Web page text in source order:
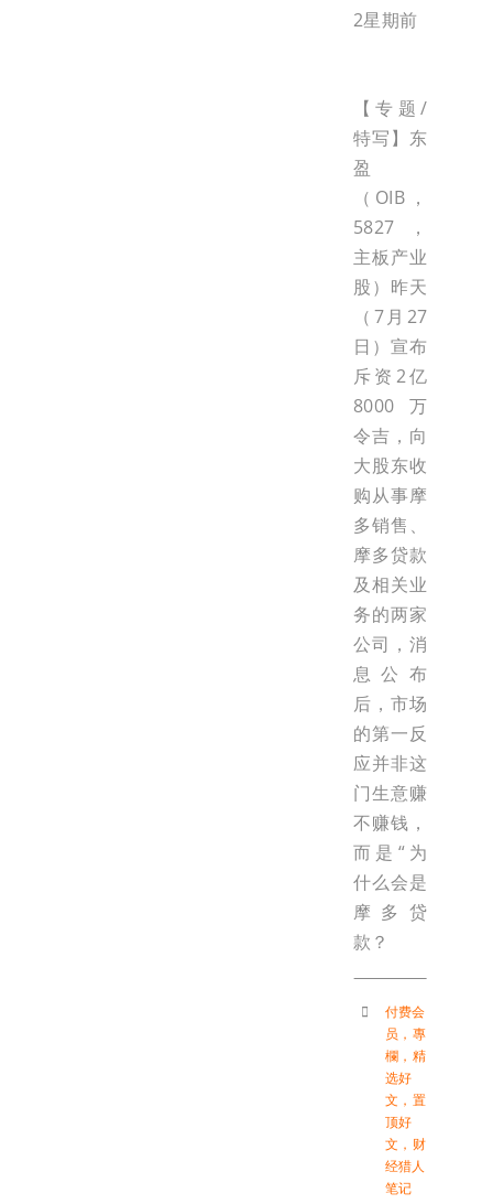
2星期前
【专题/
特写】东
盈
（OIB，
5827，
主板产业
股）昨天
（7月27
日）宣布
斥资2亿
8000万
令吉，向
大股东收
购从事摩
多销售、
摩多贷款
及相关业
务的两家
公司，消
息公布
后，市场
的第一反
应并非这
门生意赚
不赚钱，
而是“为
什么会是
摩多贷
款？
付费会
员 ， 專
欄 ， 精
选好
文 ， 置
顶好
文 ， 财
经猎人
笔记